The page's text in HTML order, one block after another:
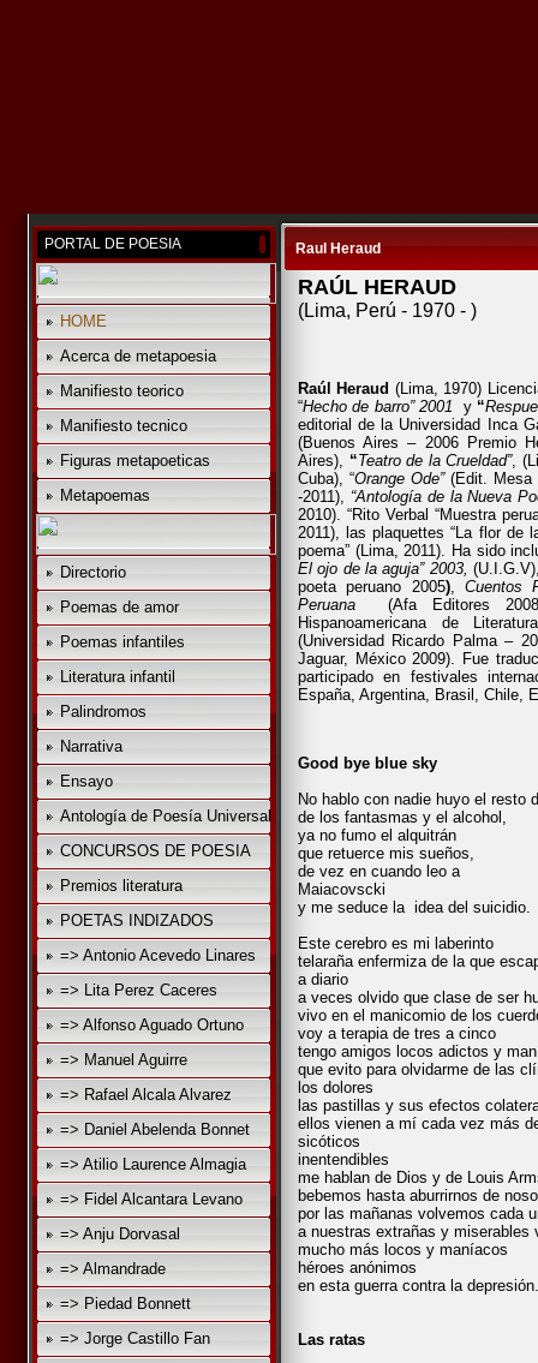
PORTAL DE POESIA
HOME
Acerca de metapoesia
Manifiesto teorico
Manifiesto tecnico
Figuras metapoeticas
Metapoemas
Directorio
Poemas de amor
Poemas infantiles
Literatura infantil
Palindromos
Narrativa
Ensayo
Antología de Poesía Universal
CONCURSOS DE POESIA
Premios literatura
POETAS INDIZADOS
=> Antonio Acevedo Linares
=> Lita Perez Caceres
=> Alfonso Aguado Ortuno
=> Manuel Aguirre
=> Rafael Alcala Alvarez
=> Daniel Abelenda Bonnet
=> Atilio Laurence Almagia
=> Fidel Alcantara Levano
=> Anju Dorvasal
=> Almandrade
=> Piedad Bonnett
=> Jorge Castillo Fan
Raul Heraud
RAÚL HERAUD
(Lima, Perú - 1970 - )
Raúl Heraud (Lima, 1970)
“Hecho de barro” 2001 y“
editorial de la Universidad Inca
(Buenos Aires – 2006 Premio
Aires), “Teatro de la Crueldad”,
Cuba), “Orange Ode”(Edit. Mesa
-2011), “Antología de la Nueva
2010). “Rito Verbal “Muestra
2011), las plaquettes “La flor de
poema” (Lima, 2011). Ha sido
El ojo de la aguja” 2003,
poeta peruano 2005),
Cuentos
Peruana
(Afa Editores
Hispanoamericana de
(Universidad Ricardo Palma –
Jaguar, México 2009). Fue
participado en festivales
España, Argentina, Brasil, Chile,
Good bye blue sky
No hablo con nadie huyo el resto
de los fantasmas y el alcohol,
ya no fumo el alquitrán
que retuerce mis sueños,
de vez en cuando leo a
Maiacovscki
y me seduce la idea del suicidio.
Este cerebro es mi laberinto
telaraña enfermiza de la que
a diario
a veces olvido que clase de ser
vivo en el manicomio de los
voy a terapia de tres a cinco
tengo amigos locos adictos y
que evito para olvidarme de las
los dolores
las pastillas y sus efectos
ellos vienen a mí cada vez más
sicóticos
inentendibles
me hablan de Dios y de Louis
bebemos hasta aburrirnos de
por las mañanas volvemos cada
a nuestras extrañas y miserables
mucho más locos y maníacos
héroes anónimos
en esta guerra contra la depresión.
Las ratas